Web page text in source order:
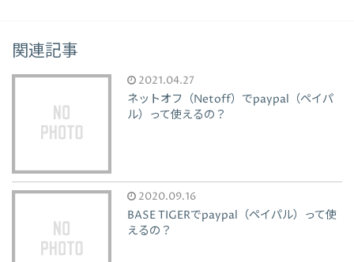
関連記事
2021.04.27
ネットオフ（Netoff）でpaypal（ペイパ
ル）って使えるの？
2020.09.16
BASE TIGERでpaypal（ペイパル）って使
えるの？